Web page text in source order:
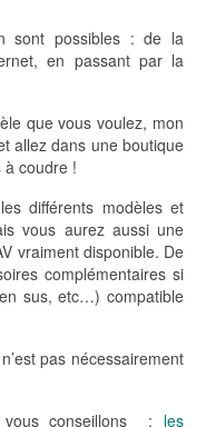
sont possibles : de la
en passant par la
que vous voulez, mon
allez dans une boutique
à coudre !
différents modèles et
vous aurez aussi une
vraiment disponible. De
complémentaires si
sus, etc…) compatible
pas nécessairement
vous conseillons : les